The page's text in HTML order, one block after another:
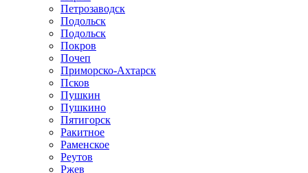
Петрозаводск
Подольск
Подольск
Покров
Почеп
Приморско-Ахтарск
Псков
Пушкин
Пушкино
Пятигорск
Ракитное
Раменское
Реутов
Ржев